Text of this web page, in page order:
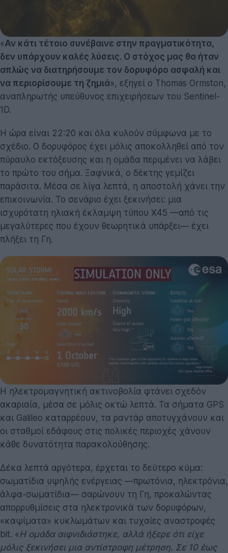
«Αν κάτι τέτοιο συνέβαινε στην πραγματικότητα,
δεν υπάρχουν καλές λύσεις. Ο στόχος μας θα ήταν
απλώς να διατηρήσουμε τον δορυφόρο ασφαλή και
να περιορίσουμε τη ζημιά», εξηγεί ο Thomas Ormston,
αναπληρωτής υπεύθυνος επιχειρήσεων του Sentinel-
1D.
Η ώρα είναι 22:20 και όλα κυλούν σύμφωνα με το
σχέδιο. Ο δορυφόρος έχει μόλις αποκολληθεί από τον
πύραυλο εκτόξευσης και η ομάδα περιμένει να λάβει
το πρώτο του σήμα. Ξαφνικά, ο δέκτης γεμίζει
παράσιτα. Μέσα σε λίγα λεπτά, η αποστολή χάνει την
επικοινωνία. Το σενάριο έχει ξεκινήσει: μια
ισχυρότατη ηλιακή έκλαμψη τύπου X45 —από τις
μεγαλύτερες που έχουν θεωρητικά υπάρξει— έχει
πλήξει τη Γη.
Η ηλεκτρομαγνητική ακτινοβολία φτάνει σχεδόν
ακαριαία, μέσα σε μόλις οκτώ λεπτά. Τα σήματα GPS
και Galileo καταρρέουν, τα ραντάρ αποτυγχάνουν και
οι σταθμοί εδάφους στις πολικές περιοχές χάνουν
κάθε δυνατότητα παρακολούθησης.
Δέκα λεπτά αργότερα, έρχεται το δεύτερο κύμα:
σωματίδια υψηλής ενέργειας —πρωτόνια, ηλεκτρόνια,
άλφα-σωματίδια— σαρώνουν τη Γη, προκαλώντας
απορρυθμίσεις στα ηλεκτρονικά των δορυφόρων,
«καψίματα» κυκλωμάτων και τυχαίες αναστροφές
bit. «Η ομάδα αιφνιδιάστηκε, αλλά ήξερε ότι είχε
μόλις ξεκινήσει μια αντίστροφη μέτρηση. Σε 10 έως